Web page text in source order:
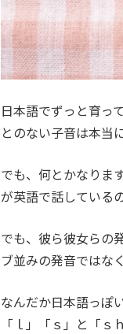
日本語でずっと育っ
とのない子音は本当
でも、何とかなりま
が英語で話している
でも、彼ら彼女らの
ブ並みの発音ではな
なんだか日本語っぽ
「ｌ」「ｓ」と「